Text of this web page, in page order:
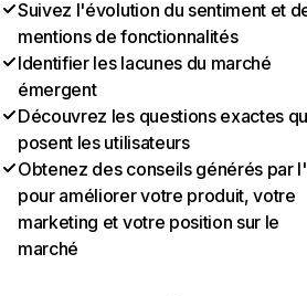
Suivez l'évolution du sentiment et
mentions de fonctionnalités
Identifier les lacunes du marché
émergent
Découvrez les questions exactes
posent les utilisateurs
Obtenez des conseils générés par
pour améliorer votre produit, votre
marketing et votre position sur le
marché